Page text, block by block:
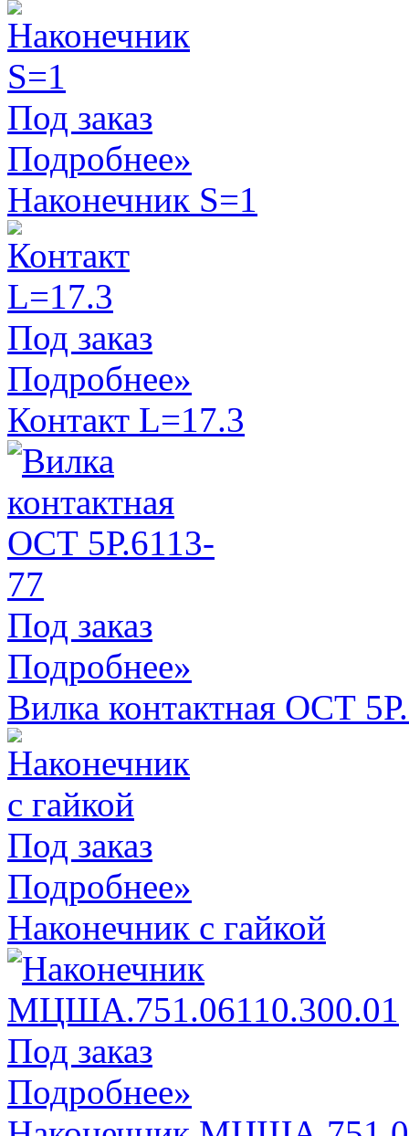
Под заказ
Подробнее»
Наконечник S=1
Под заказ
Подробнее»
Контакт L=17.3
Под заказ
Подробнее»
Вилка контактная ОСТ
Под заказ
Подробнее»
Наконечник с гайкой
Под заказ
Подробнее»